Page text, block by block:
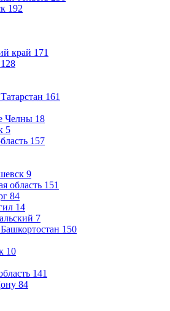
192
край 171
128
161
Челны 18
5
157
9
область 151
84
14
7
150
10
141
84